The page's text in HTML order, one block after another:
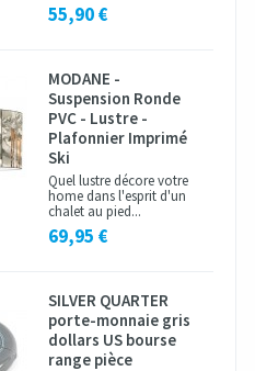
55,90 €
MODANE -
Suspension Ronde
PVC - Lustre -
Plafonnier Imprimé
Ski
Quel lustre décore votre
home dans l'esprit d'un
chalet au pied...
69,95 €
SILVER QUARTER
porte-monnaie gris
dollars US bourse
range pièce